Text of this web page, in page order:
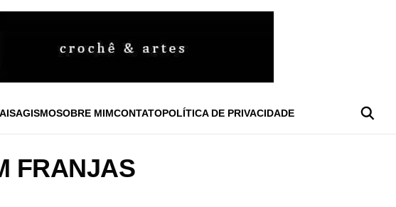
SOBRE MIMCONTATOPOLÍTICA DE PRIVACIDADE
FRANJAS